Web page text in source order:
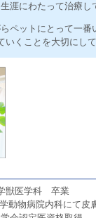
涯にわたって治療し
ペットにとって一番
いくことを大切にして
獣医学科 卒業
動物病院内科にて皮